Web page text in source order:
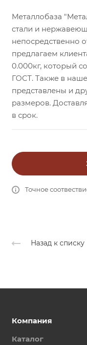
Металлобаза
стали и
непосредственно
предлагаем
0.000кг, который
ГОСТ. Также в
представлены и
размеров.
в срок.
Точное
Назад к списку
Компания
Каталог